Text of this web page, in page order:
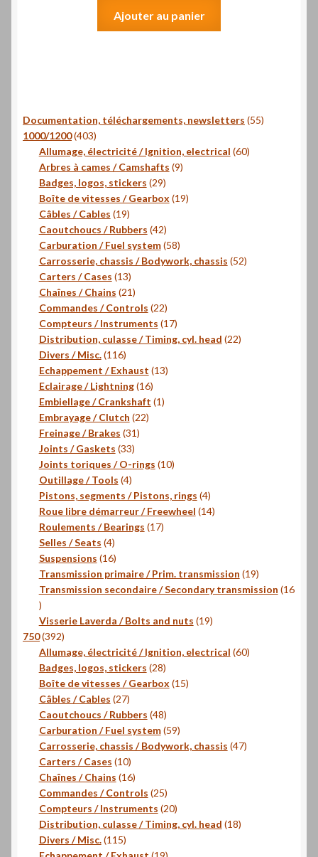
Ajouter au panier
Documentation, téléchargements, newsletters 5555
1000/1200 403403
produits
Allumage, électricité / Ignition, electrical 6060
Arbres à cames / Camshafts 99
Badges, logos, stickers 2929
produits
Boîte de vitesses / Gearbox 1919
Câbles / Cables 1919
produits
Caoutchoucs / Rubbers 4242
produits
Carburation / Fuel system 5858
produits
Carrosserie, chassis / Bodywork, chassis 5252
Carters / Cases 1313
produits
Chaînes / Chains 2121
produits
Commandes / Controls 2222
produits
Compteurs / Instruments 1717
produits
Distribution, culasse / Timing, cyl. head 2222
Divers / Misc. 116116
produits
Echappement / Exhaust 1313
Eclairage / Lightning 1616
produits
Embiellage / Crankshaft 11
Embrayage / Clutch 2222
Freinage / Brakes 3131
Joints / Gaskets 3333
produits
Joints toriques / O-rings 1010
Outillage / Tools 44
produits
Pistons, segments / Pistons, rings 44
produits
Roue libre démarreur / Freewheel 1414
Roulements / Bearings 1717
Selles / Seats 44
produits
Suspensions 1616
produits
Transmission primaire / Prim. transmission 1919
produits
Transmission secondaire / Secondary transmission 16
16
produits
Visserie Laverda / Bolts and nuts 1919
750 392392
produits
Allumage, électricité / Ignition, electrical 6060
Badges, logos, stickers 2828
produits
Boîte de vitesses / Gearbox 1515
Câbles / Cables 2727
produits
Caoutchoucs / Rubbers 4848
produits
Carburation / Fuel system 5959
produits
Carrosserie, chassis / Bodywork, chassis 4747
Carters / Cases 1010
produits
Chaînes / Chains 1616
produits
Commandes / Controls 2525
produits
Compteurs / Instruments 2020
produits
Distribution, culasse / Timing, cyl. head 1818
Divers / Misc. 115115
produits 19